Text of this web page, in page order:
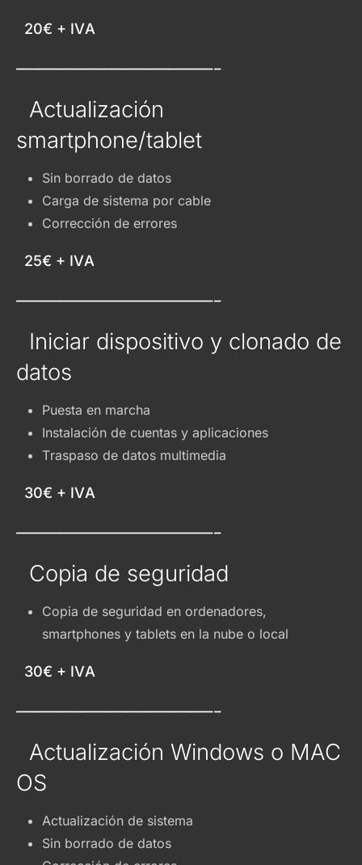
20€ + IVA
—————————-
Actualización
smartphone/tablet
Sin borrado de datos
Carga de sistema por cable
Corrección de errores
25€ + IVA
—————————-
Iniciar dispositivo y clonado de
datos
Puesta en marcha
Instalación de cuentas y aplicaciones
Traspaso de datos multimedia
30€ + IVA
—————————-
Copia de seguridad
Copia de seguridad en ordenadores,
smartphones y tablets en la nube o local
30€ + IVA
—————————-
Actualización Windows o MAC
OS
Actualización de sistema
Sin borrado de datos